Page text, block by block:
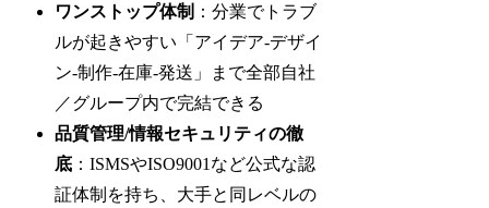
ワンストップ体制 ：分業でトラブ
ルが起きやすい「アイデア-デザイ
ン-制作-在庫-発送」まで全部自社
／グループ内で完結できる
品質管理/情報セキュリティの徹
底 ：ISMSやISO9001など公式な認
証体制を持ち、大手と同レベルの